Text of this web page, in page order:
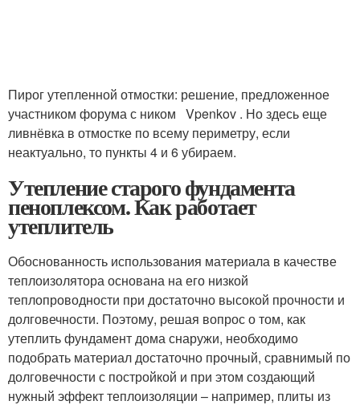
Пирог утепленной отмостки: решение, предложенное
участником форума с ником Vpenkov . Но здесь еще
ливнёвка в отмостке по всему периметру, если
неактуально, то пункты 4 и 6 убираем.
Утепление старого фундамента
пеноплексом. Как работает
утеплитель
Обоснованность использования материала в качестве
теплоизолятора основана на его низкой
теплопроводности при достаточно высокой прочности и
долговечности. Поэтому, решая вопрос о том, как
утеплить фундамент дома снаружи, необходимо
подобрать материал достаточно прочный, сравнимый по
долговечности с постройкой и при этом создающий
нужный эффект теплоизоляции – например, плиты из